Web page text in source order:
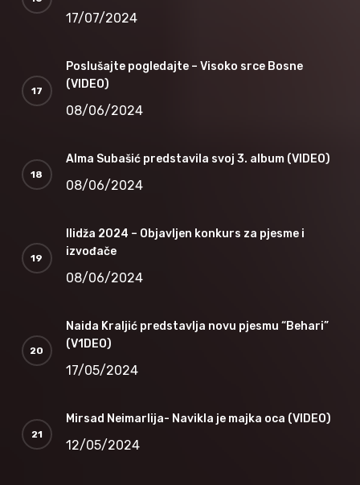
17/07/2024
Poslušajte pogledajte – Visoko srce Bosne
(VIDEO)
08/06/2024
Alma Subašić predstavila svoj 3. album (VIDEO)
08/06/2024
Ilidža 2024 – Objavljen konkurs za pjesme i
izvođače
08/06/2024
Naida Kraljić predstavlja novu pjesmu “Behari”
(V1DEO)
17/05/2024
Mirsad Neimarlija- Navikla je majka oca (VIDEO)
12/05/2024